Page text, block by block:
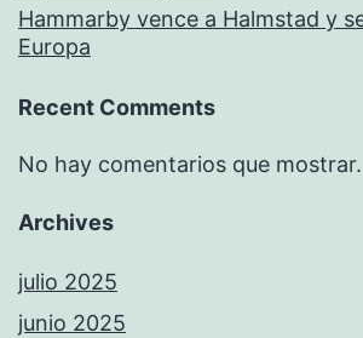
Hammarby vence a Halmstad y
Europa
Recent Comments
No hay comentarios que mostrar.
Archives
julio 2025
junio 2025